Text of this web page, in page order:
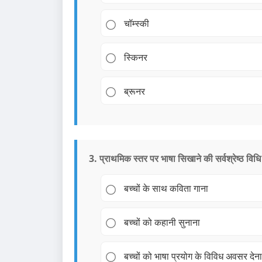
चॉम्स्की
स्किनर
ब्रूनर
3. प्राथमिक स्तर पर भाषा सिखाने की सर्वश्रेष्ठ
बच्चों के साथ कविता गाना
बच्चों को कहानी सुनाना
बच्चों को भाषा प्रयोग के विविध अवसर देना